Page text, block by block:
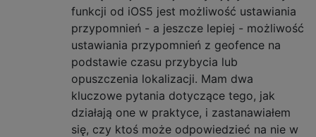
funkcji od iOS5 jest możliwość ustawiania
przypomnień - a jeszcze lepiej - możliwość
ustawiania przypomnień z geofence na
podstawie czasu przybycia lub
opuszczenia lokalizacji. Mam dwa
kluczowe pytania dotyczące tego, jak
działają one w praktyce, i zastanawiałem
się, czy ktoś może odpowiedzieć na nie w